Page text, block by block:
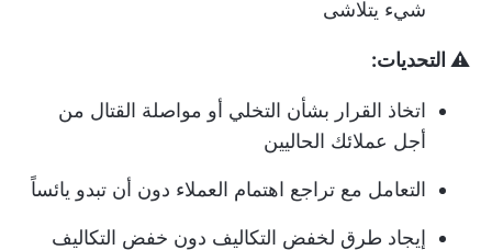
شيء يتلاشى
⚠️ التحديات:
اتخاذ القرار بشأن التخلي أو مواصلة القتال من
أجل عملائك الحاليين
التعامل مع تراجع اهتمام العملاء دون أن تبدو يائساً
إيجاد طرق لخفض التكاليف دون خفض التكاليف